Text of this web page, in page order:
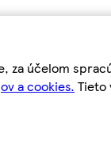
účelom
a cookies. Tieto